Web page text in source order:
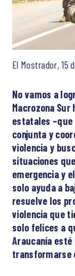
El Mostrador, 15
No vamos a
Macrozona
estatales –que
conjunta y
violencia y
situaciones
emergencia y
solo ayuda a
resuelve los
violencia que
solo felices a
Araucanía
transformarse